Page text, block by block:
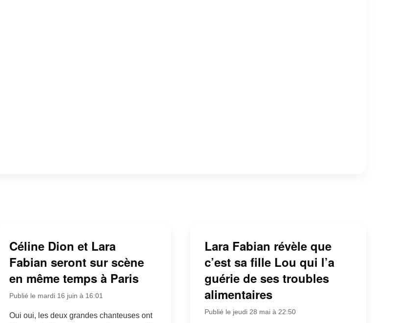
Céline Dion et Lara
Fabian seront sur scène
en même temps à Paris
Publié le mardi 16 juin à 16:01
Oui oui, les deux grandes chanteuses ont
Lara Fabian révèle que
c’est sa fille Lou qui l’a
guérie de ses troubles
alimentaires
Publié le jeudi 28 mai à 22:50